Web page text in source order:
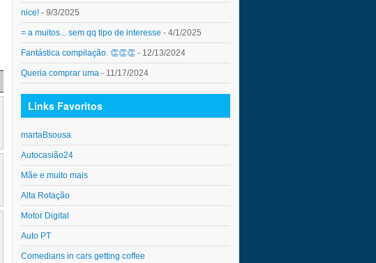
nice! - 9/3/2025
= a muitos... sem qq tipo de interesse - 4/1/2025
Fantástica compilação. 👏👏👏 - 12/13/2024
Queria comprar uma - 11/17/2024
Links Favoritos
martaBsousa
Autocasião24
Mãe e muito mais
Alta Rotação
Motor Digital
Auto PT
Comedians in cars getting coffee